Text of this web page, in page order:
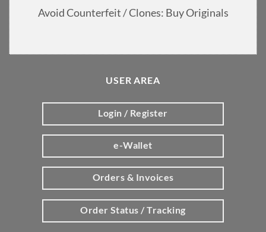
Avoid Counterfeit / Clones: Buy Originals
USER AREA
Login / Register
e-Wallet
Orders & Invoices
Order Status / Tracking